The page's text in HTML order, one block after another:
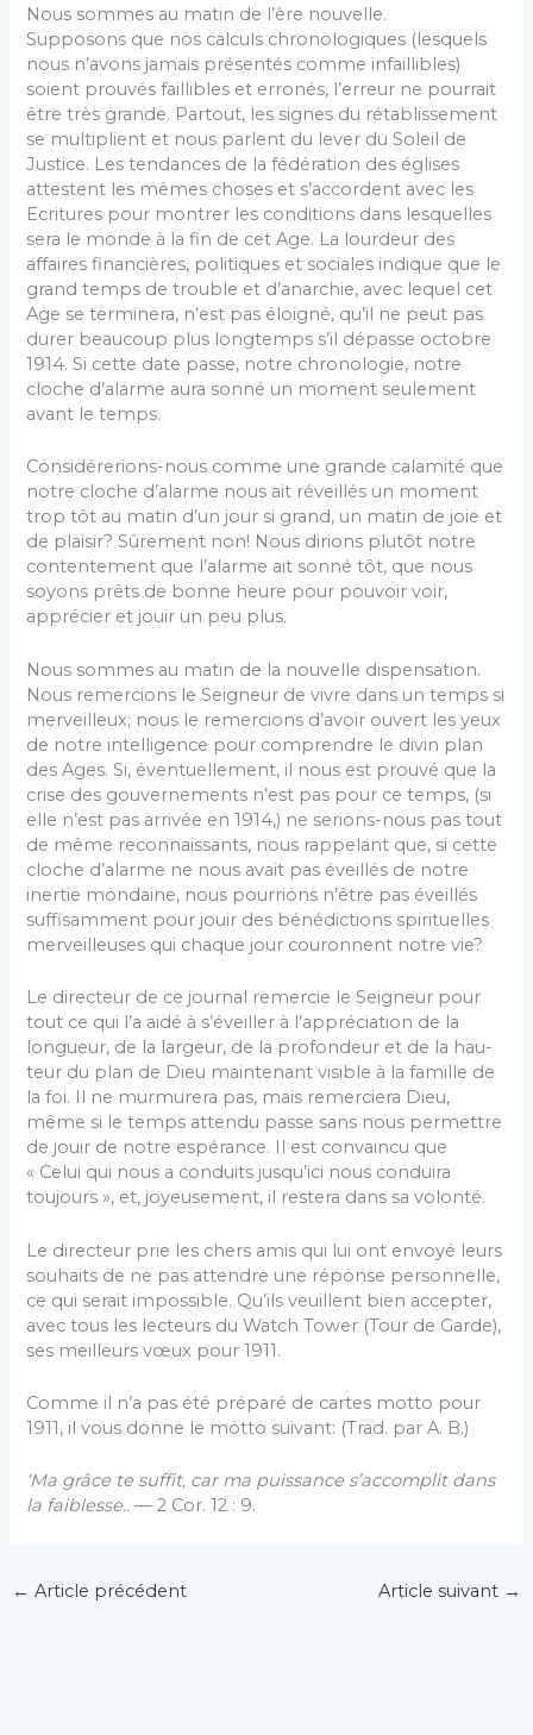
Nous sommes au matin de l’ère nouvelle.
Supposons que nos calculs chronologiques (lesquels
nous n’avons jamais présentés comme infaillibles)
soient prouvés faillibles et erronés, l’erreur ne pourrait
être très grande. Partout, les signes du rétablissement
se multiplient et nous parlent du lever du Soleil de
Justice. Les tendances de la fédération des églises
attestent les mêmes choses et s’accordent avec les
Ecritures pour montrer les conditions dans lesquelles
sera le monde à la fin de cet Age. La lourdeur des
affaires financières, politiques et sociales indique que le
grand temps de trouble et d’anarchie, avec lequel cet
Age se terminera, n’est pas éloigné, qu’il ne peut pas
durer beaucoup plus longtemps s’il dépasse octobre
1914. Si cette date passe, notre chronologie, notre
cloche d’alarme aura sonné un moment seulement
avant le temps.
Considérerions-nous comme une grande calamité que
notre cloche d’alarme nous ait réveillés un moment
trop tôt au matin d’un jour si grand, un matin de joie et
de plaisir? Sûrement non! Nous dirions plutôt notre
contentement que l’alarme ait sonné tôt, que nous
soyons prêts de bonne heure pour pouvoir voir,
apprécier et jouir un peu plus.
Nous sommes au matin de la nouvelle dispensation.
Nous remercions le Seigneur de vivre dans un temps si
merveilleux; nous le remercions d’avoir ouvert les yeux
de notre intelligence pour comprendre le divin plan
des Ages. Si, éventuellement, il nous est prouvé que la
crise des gouvernements n’est pas pour ce temps, (si
elle n’est pas arrivée en 1914,) ne serions-nous pas tout
de même reconnaissants, nous rappelant que, si cette
cloche d’alarme ne nous avait pas éveillés de notre
inertie mondaine, nous pourrions n’être pas éveillés
suf­fisamment pour jouir des bénédictions spirituelles
mer­veilleuses qui chaque jour couronnent notre vie?
Le directeur de ce journal remercie le Seigneur pour
tout ce qui l’a aidé à s’éveiller à l’appréciation de la
longueur, de la largeur, de la profondeur et de la hau­
teur du plan de Dieu maintenant visible à la famille de
la foi. Il ne murmurera pas, mais remerciera Dieu,
même si le temps attendu passe sans nous permettre
de jouir de notre espérance. Il est convaincu que
« Celui qui nous a conduits jusqu’ici nous conduira
toujours », et, joyeusement, il restera dans sa volonté.
Le directeur prie les chers amis qui lui ont envoyé leurs
souhaits de ne pas attendre une réponse person­nelle,
ce qui serait impossible. Qu’ils veuillent bien ac­cepter,
avec tous les lecteurs du Watch Tower (Tour de Garde),
ses meilleurs vœux pour 1911.
Comme il n’a pas été préparé de cartes motto pour
1911, il vous donne le motto suivant: (Trad. par A. B.)
‘Ma grâce te suffit, car ma puissance s’accomplit dans
la faiblesse.. — 2 Cor. 12 : 9.
← Article précédent Article suivant →